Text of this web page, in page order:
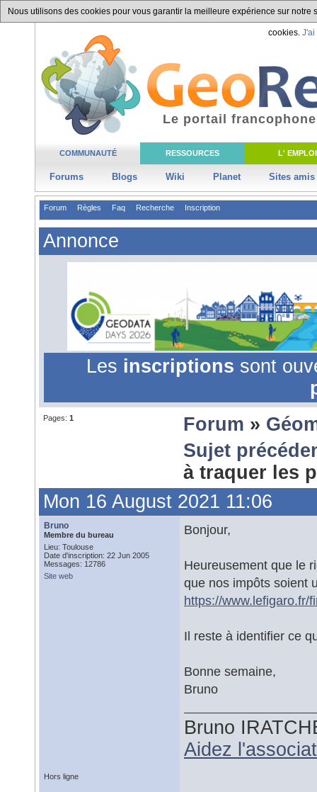
Nous utilisons des cookies pour vous garantir la meilleure expérience sur
cookies. J'ai
COMMUNAUTÉ RESSOURCES L' EMPLOI
Forums Blogs Wiki Planet Sites amis
Le portail
Forum Règles Faq Recherche Inscription
Annonce
Les inscriptions sont
Pages: 1 Forum »
Sujet
à traquer les
Mon 16 August 2021 11:06
Bruno
Membre du bureau
Lieu: Toulouse
Date d'inscription: 22 Jun 2005
Messages: 12786
Site web
Bonjour,
Heureusement que le
que nos impôts soient
https://
Il reste à identifier ce
Bonne semaine,
Bruno
Bruno
Aidez
Hors ligne